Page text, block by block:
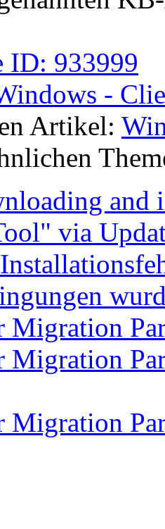
ID: 933999
-
Artikel:
and
via
Migration
Migration
Migration